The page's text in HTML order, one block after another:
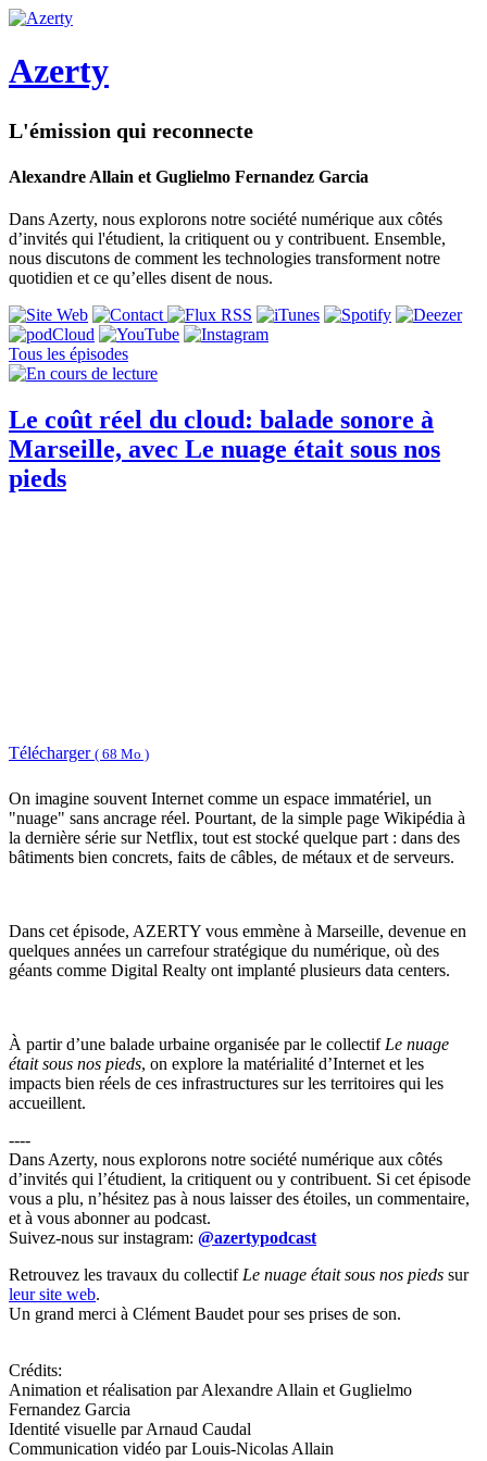
Azerty
L'émission qui reconnecte
Alexandre Allain et Guglielmo Fernandez Garcia
Dans Azerty, nous explorons notre société numérique aux côtés
d’invités qui l'étudient, la critiquent ou y contribuent. Ensemble,
nous discutons de comment les technologies transforment notre
quotidien et ce qu’elles disent de nous.
Tous les épisodes
Le coût réel du cloud: balade sonore à
Marseille, avec Le nuage était sous nos
pieds
Télécharger ( 68 Mo )
On imagine souvent Internet comme un espace immatériel, un
"nuage" sans ancrage réel. Pourtant, de la simple page Wikipédia à
la dernière série sur Netflix, tout est stocké quelque part : dans des
bâtiments bien concrets, faits de câbles, de métaux et de serveurs.
Dans cet épisode, AZERTY vous emmène à Marseille, devenue en
quelques années un carrefour stratégique du numérique, où des
géants comme Digital Realty ont implanté plusieurs data centers.
À partir d’une balade urbaine organisée par le collectif Le nuage
était sous nos pieds, on explore la matérialité d’Internet et les
impacts bien réels de ces infrastructures sur les territoires qui les
accueillent.
----
Dans Azerty, nous explorons notre société numérique aux côtés
d’invités qui l’étudient, la critiquent ou y contribuent. Si cet épisode
vous a plu, n’hésitez pas à nous laisser des étoiles, un commentaire,
et à vous abonner au podcast.
Suivez-nous sur instagram: @azertypodcast
Retrouvez les travaux du collectif Le nuage était sous nos pieds sur
leur site web.
Un grand merci à Clément Baudet pour ses prises de son.
Crédits:
Animation et réalisation par Alexandre Allain et Guglielmo
Fernandez Garcia
Identité visuelle par Arnaud Caudal
Communication vidéo par Louis-Nicolas Allain